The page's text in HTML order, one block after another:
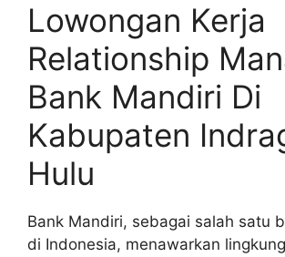
Lowongan Kerja
Relationship
Bank Mandiri Di
Kabupaten
Hulu
Bank Mandiri, sebagai salah satu
di Indonesia, menawarkan